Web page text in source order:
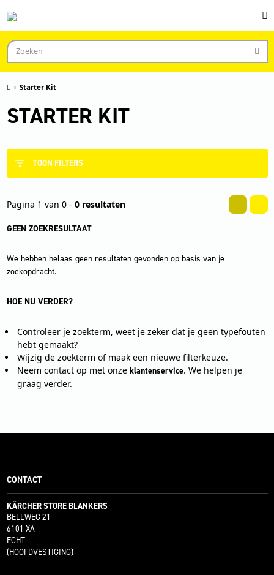
Starter Kit
STARTER KIT
TOON FILTERS
Pagina 1 van 0 - 0 resultaten
GEEN ZOEKRESULTAAT
We hebben helaas geen resultaten gevonden op basis van je
zoekopdracht.
HOE NU VERDER?
Controleer je zoekterm, weet je zeker dat je geen typefouten
hebt gemaakt?
Wijzig de zoekterm of maak een nieuwe filterkeuze.
Neem contact op met onze klantenservice. We helpen je
graag verder.
CONTACT
KÄRCHER STORE BLANKERS
BELLWEG 21
6101 XA
ECHT
(HOOFDVESTIGING)